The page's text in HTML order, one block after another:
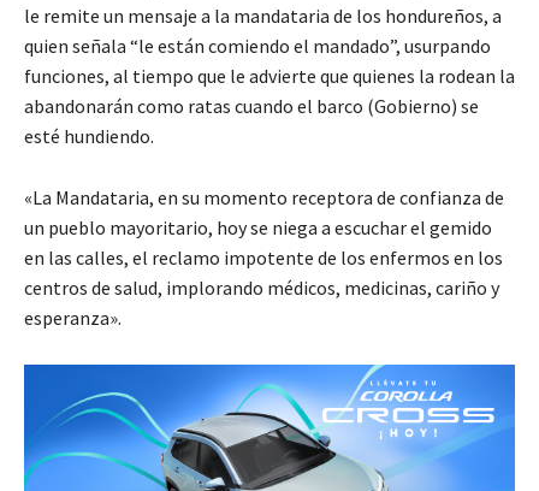
le remite un mensaje a la mandataria de los hondureños, a
quien señala “le están comiendo el mandado”, usurpando
funciones, al tiempo que le advierte que quienes la rodean la
abandonarán como ratas cuando el barco (Gobierno) se
esté hundiendo.
«La Mandataria, en su momento receptora de confianza de
un pueblo mayoritario, hoy se niega a escuchar el gemido
en las calles, el reclamo impotente de los enfermos en los
centros de salud, implorando médicos, medicinas, cariño y
esperanza».